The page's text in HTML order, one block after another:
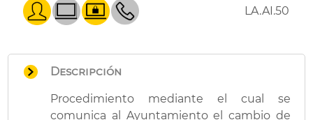
LA.AI.50
Descripción
Procedimiento mediante el cual se
comunica al Ayuntamiento el cambio de